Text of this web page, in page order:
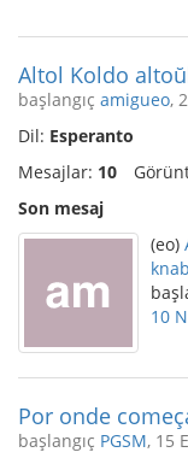
Altol Koldo
başlangıç amigueo,
Dil: Esperanto
Mesajlar: 10
Son mesaj
(eo)
10
Por onde
başlangıç PGSM, 15